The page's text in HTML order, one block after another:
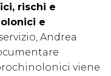
rischi e
e
Andrea
viene